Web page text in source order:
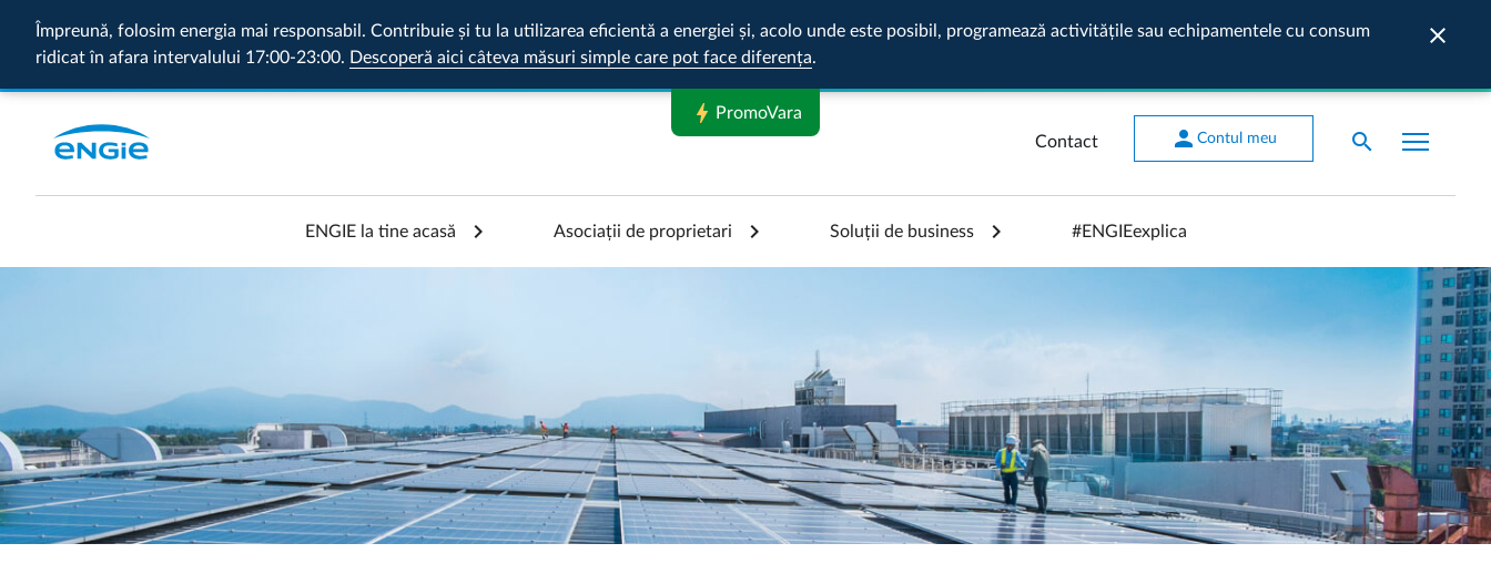
Împreună, folosim energia mai responsabil. Contribuie și tu la utilizarea eficientă a energiei și, acolo unde este posibil, programează activitățile sau echipamentele cu consum
ridicat în afara intervalului 17:00-23:00. Descoperă aici câteva măsuri simple care pot face diferența.
close
Contact person Contul meu search
ENGIE la tine acasă Asociații de proprietari Soluții de business #ENGIEexplica
bolt PromoVara